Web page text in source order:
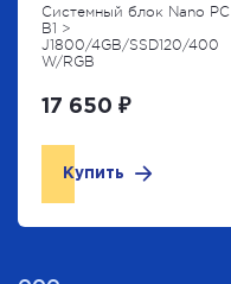
Системный блок Nano PC
B1 >
J1800/4GB/SSD120/400
W/RGB
17 650 ₽
Купить